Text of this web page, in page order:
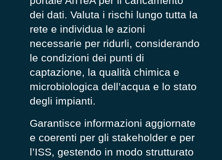
dei dati. Valuta i rischi lungo tutta la
rete e individua le azioni
necessarie per ridurli, considerando
le condizioni dei punti di
captazione, la qualità chimica e
microbiologica dell’acqua e lo stato
degli impianti.
Garantisce informazioni aggiornate
e coerenti per gli stakeholder e per
l’ISS, gestendo in modo strutturato